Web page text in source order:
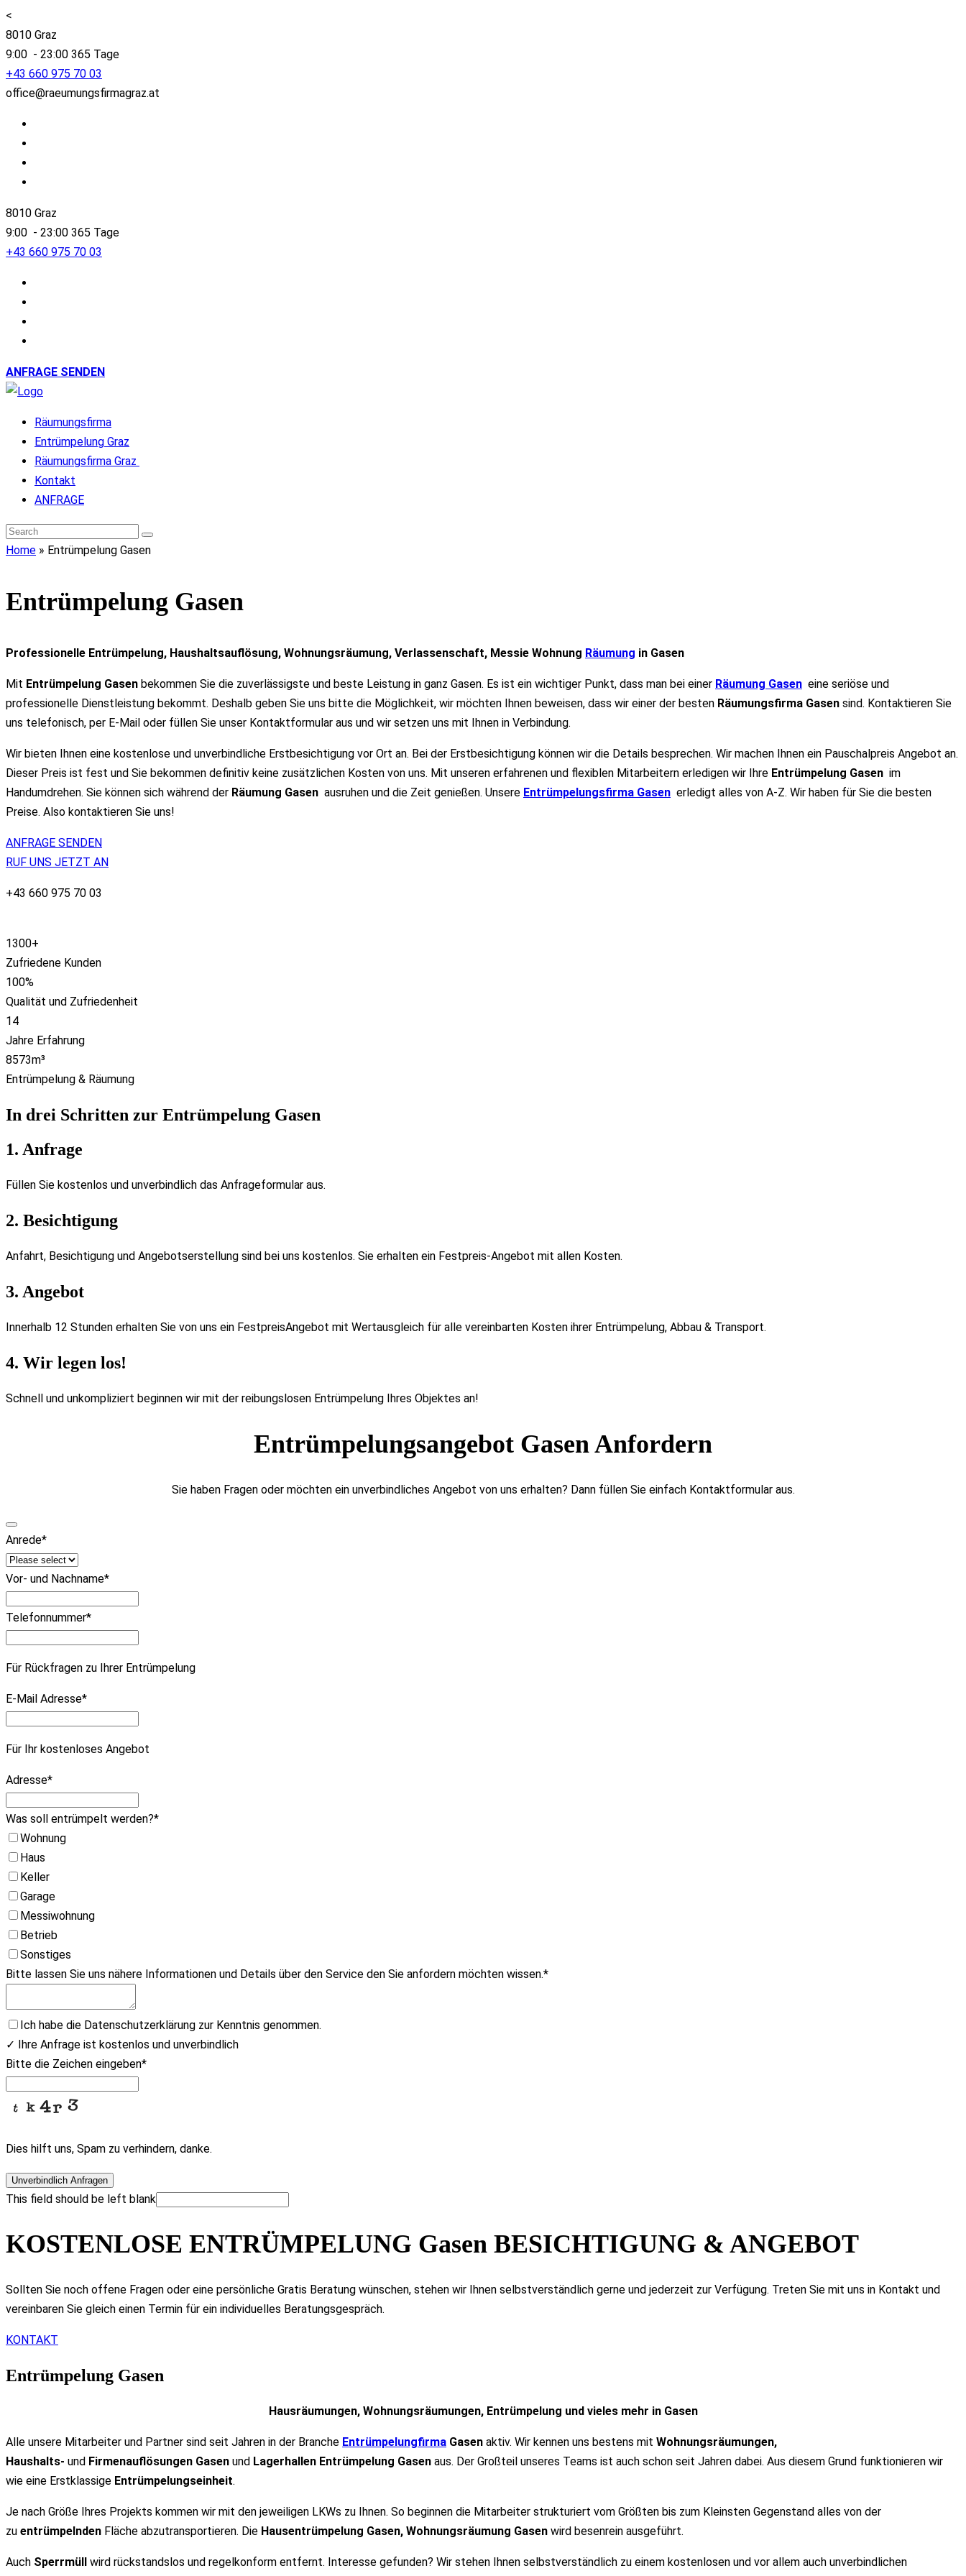
<
8010 Graz
9:00 - 23:00 365 Tage
+43 660 975 70 03
office@raeumungsfirmagraz.at
8010 Graz
9:00 - 23:00 365 Tage
+43 660 975 70 03
ANFRAGE SENDEN
Räumungsfirma
Entrümpelung Graz
Räumungsfirma Graz
Kontakt
ANFRAGE
Home » Entrümpelung Gasen
Entrümpelung Gasen
Professionelle Entrümpelung, Haushaltsauflösung, Wohnungsräumung, Verlassenschaft, Messie Wohnung Räumung in Gasen
Mit Entrümpelung Gasen bekommen Sie die zuverlässigste und beste Leistung in ganz Gasen. Es ist ein wichtiger Punkt, dass man bei einer Räumung Gasen eine seriöse und
professionelle Dienstleistung bekommt. Deshalb geben Sie uns bitte die Möglichkeit, wir möchten Ihnen beweisen, dass wir einer der besten Räumungsfirma Gasen sind. Kontaktieren Sie
uns telefonisch, per E-Mail oder füllen Sie unser Kontaktformular aus und wir setzen uns mit Ihnen in Verbindung.
Wir bieten Ihnen eine kostenlose und unverbindliche Erstbesichtigung vor Ort an. Bei der Erstbesichtigung können wir die Details besprechen. Wir machen Ihnen ein Pauschalpreis Angebot an.
Dieser Preis ist fest und Sie bekommen definitiv keine zusätzlichen Kosten von uns. Mit unseren erfahrenen und flexiblen Mitarbeitern erledigen wir Ihre Entrümpelung Gasen im
Handumdrehen. Sie können sich während der Räumung Gasen ausruhen und die Zeit genießen. Unsere Entrümpelungsfirma Gasen erledigt alles von A-Z. Wir haben für Sie die besten
Preise. Also kontaktieren Sie uns!
ANFRAGE SENDEN
RUF UNS JETZT AN
+43 660 975 70 03
1300+
Zufriedene Kunden
100%
Qualität und Zufriedenheit
14
Jahre Erfahrung
8573m³
Entrümpelung & Räumung
In drei Schritten zur Entrümpelung Gasen
1. Anfrage
Füllen Sie kostenlos und unverbindlich das Anfrageformular aus.
2. Besichtigung
Anfahrt, Besichtigung und Angebotserstellung sind bei uns kostenlos. Sie erhalten ein Festpreis-Angebot mit allen Kosten.
3. Angebot
Innerhalb 12 Stunden erhalten Sie von uns ein FestpreisAngebot mit Wertausgleich für alle vereinbarten Kosten ihrer Entrümpelung, Abbau & Transport.
4. Wir legen los!
Schnell und unkompliziert beginnen wir mit der reibungslosen Entrümpelung Ihres Objektes an!
Entrümpelungsangebot Gasen Anfordern
Sie haben Fragen oder möchten ein unverbindliches Angebot von uns erhalten? Dann füllen Sie einfach Kontaktformular aus.
Anrede*
Vor- und Nachname*
Telefonnummer*
Für Rückfragen zu Ihrer Entrümpelung
E-Mail Adresse*
Für Ihr kostenloses Angebot
Adresse*
Was soll entrümpelt werden?*
Wohnung
Haus
Keller
Garage
Messiwohnung
Betrieb
Sonstiges
Bitte lassen Sie uns nähere Informationen und Details über den Service den Sie anfordern möchten wissen.*
Ich habe die Datenschutzerklärung zur Kenntnis genommen.
✓ Ihre Anfrage ist kostenlos und unverbindlich
Bitte die Zeichen eingeben*
Dies hilft uns, Spam zu verhindern, danke.
Unverbindlich Anfragen
This field should be left blank
KOSTENLOSE ENTRÜMPELUNG Gasen BESICHTIGUNG & ANGEBOT
Sollten Sie noch offene Fragen oder eine persönliche Gratis Beratung wünschen, stehen wir Ihnen selbstverständlich gerne und jederzeit zur Verfügung. Treten Sie mit uns in Kontakt und
vereinbaren Sie gleich einen Termin für ein individuelles Beratungsgespräch.
KONTAKT
Entrümpelung Gasen
Hausräumungen, Wohnungsräumungen, Entrümpelung und vieles mehr in Gasen
Alle unsere Mitarbeiter und Partner sind seit Jahren in der Branche Entrümpelungfirma Gasen aktiv. Wir kennen uns bestens mit Wohnungsräumungen,
Haushalts- und Firmenauflösungen Gasen und Lagerhallen Entrümpelung Gasen aus. Der Großteil unseres Teams ist auch schon seit Jahren dabei. Aus diesem Grund funktionieren wir
wie eine Erstklassige Entrümpelungseinheit.
Je nach Größe Ihres Projekts kommen wir mit den jeweiligen LKWs zu Ihnen. So beginnen die Mitarbeiter strukturiert vom Größten bis zum Kleinsten Gegenstand alles von der
zu entrümpelnden Fläche abzutransportieren. Die Hausentrümpelung Gasen, Wohnungsräumung Gasen wird besenrein ausgeführt.
Auch Sperrmüll
wird rückstandslos und regelkonform entfernt. Interesse gefunden? Wir stehen Ihnen selbstverständlich zu einem kostenlosen und vor allem auch unverbindlichen